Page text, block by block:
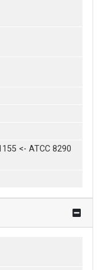
<- ATCC 8290